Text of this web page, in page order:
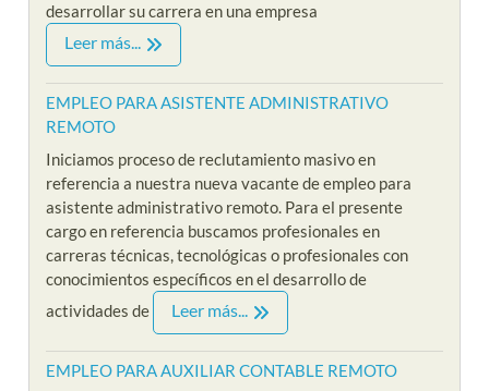
desarrollar su carrera en una empresa
Leer más...
EMPLEO PARA ASISTENTE ADMINISTRATIVO
REMOTO
Iniciamos proceso de reclutamiento masivo en
referencia a nuestra nueva vacante de empleo para
asistente administrativo remoto. Para el presente
cargo en referencia buscamos profesionales en
carreras técnicas, tecnológicas o profesionales con
conocimientos específicos en el desarrollo de
actividades de
Leer más...
EMPLEO PARA AUXILIAR CONTABLE REMOTO